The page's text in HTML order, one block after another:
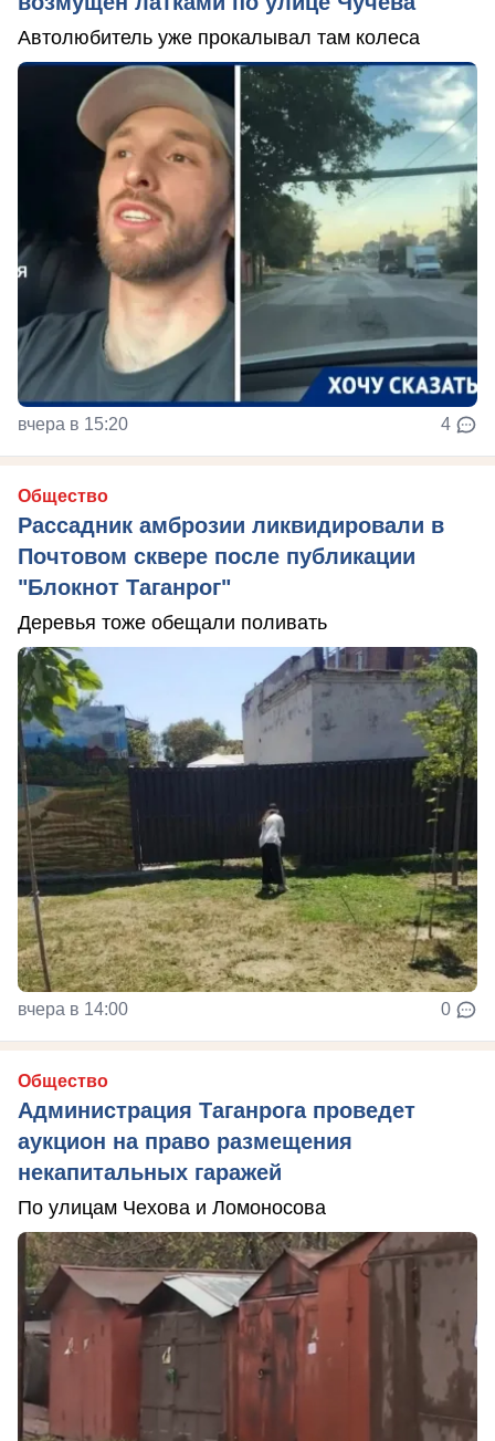
Автолюбитель уже прокалывал там колеса
вчера в 15:20 4
Общество
Рассадник амброзии ликвидировали в
Почтовом сквере после публикации
"Блокнот Таганрог"
Деревья тоже обещали поливать
вчера в 14:00 0
Общество
Администрация Таганрога проведет
аукцион на право размещения
некапитальных гаражей
По улицам Чехова и Ломоносова